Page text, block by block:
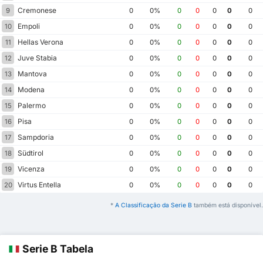
9
Cremonese 0 0% 0 0 0 0
0
10
Empoli 0 0% 0 0 0 0
0
11
Hellas Verona 0 0% 0 0 0 0
0
12
Juve Stabia 0 0% 0 0 0 0
0
13
Mantova 0 0% 0 0 0 0
0
14
Modena 0 0% 0 0 0 0
0
15
Palermo 0 0% 0 0 0 0
0
16
Pisa 0 0% 0 0 0 0
0
17
Sampdoria 0 0% 0 0 0 0
0
18
Südtirol 0 0% 0 0 0 0
0
19
Vicenza 0 0% 0 0 0 0
0
20
Virtus Entella 0 0% 0 0 0 0 0
* A Classificação da Serie B também está disponível.
Serie B Tabela